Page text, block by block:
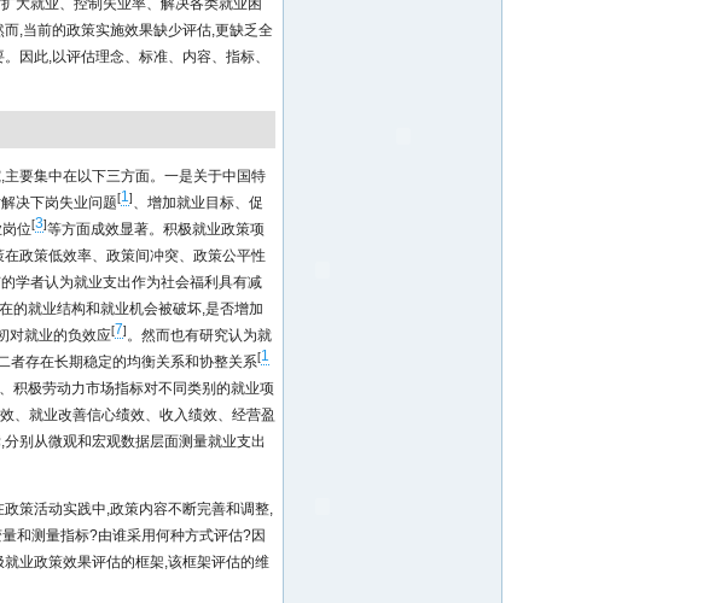
大就业、控制失业率、解决各类就业困
,当前的政策实施效果缺少评估,更缺乏全
因此,以评估理念、标准、内容、指标、
要集中在以下三方面。一是关于中国特
决下岗失业问题[1]、增加就业目标、促
位[3]等方面成效显著。积极就业政策项
在政策低效率、政策间冲突、政策公平性
学者认为就业支出作为社会福利具有减
的就业结构和就业机会被破坏,是否增加
对就业的负效应[7]。然而也有研究认为就
者存在长期稳定的均衡关系和协整关系[1
积极劳动力市场指标对不同类别的就业项
、就业改善信心绩效、收入绩效、经营盈
别从微观和宏观数据层面测量就业支出
策活动实践中,政策内容不断完善和调整,
和测量指标?由谁采用何种方式评估?因
业政策效果评估的框架,该框架评估的维